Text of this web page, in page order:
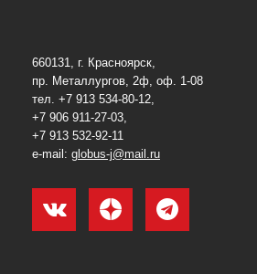
660131, г. Красноярск,
пр. Металлургов, 2ф, оф. 1-08
тел. +7 913 534-80-12,
+7 906 911-27-03,
+7 913 532-92-11
e-mail: globus-j@mail.ru